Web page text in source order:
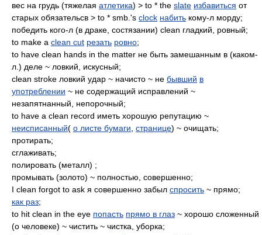
вес на грудь (тяжелая атлетика) > to * the slate избавиться от
старых обязательсв > to * smb.'s clock набить кому-л морду;
победить кого-л (в драке, состязании) clean гладкий, ровный;
to make a clean cut резать ровно;
to have clean hands in the matter не быть замешанным в (каком-
л.) деле ~ ловкий, искусный;
clean stroke ловкий удар ~ начисто ~ не бывший в
употреблении ~ не содержащий исправлений ~
незапятнанный, непорочный;
to have a clean record иметь хорошую репутацию ~
неисписанный( о листе бумаги странице) ~ очищать;
протирать;
сглаживать;
полировать (металл) ;
промывать (золото) ~ полностью, совершенно;
I clean forgot to ask я совершенно забыл спросить ~ прямо;
как раз;
to hit clean in the eye попасть прямо в глаз ~ хорошо сложенный
(о человеке) ~ чистить ~ чистка, уборка;